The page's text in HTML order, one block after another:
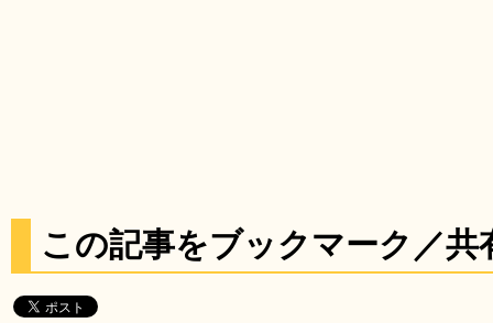
この記事をブックマーク／共